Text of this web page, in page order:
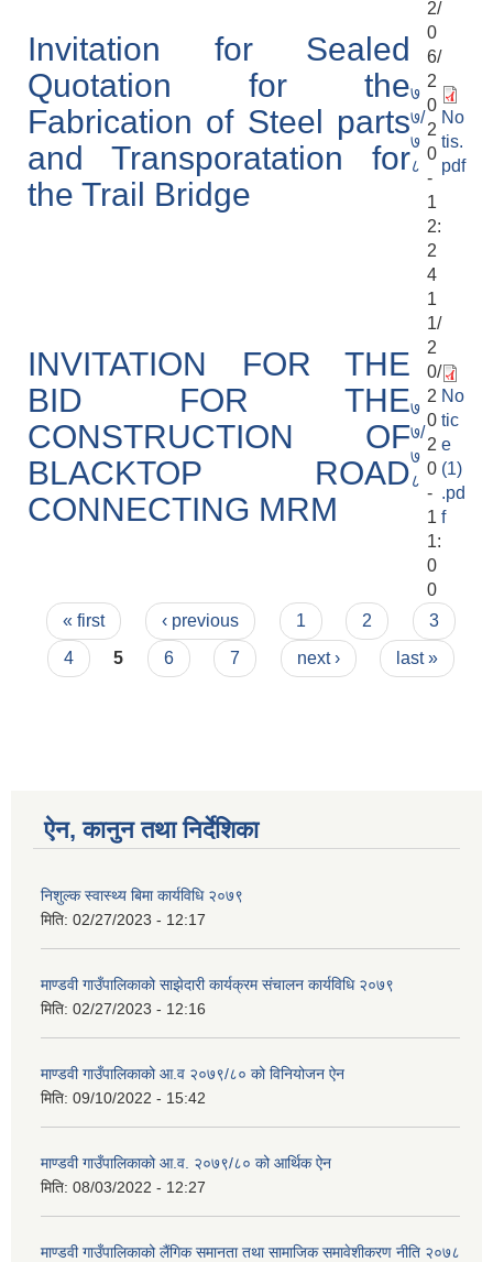
Invitation for Sealed
Quotation for the
Fabrication of Steel parts
and Transporatation for
the Trail Bridge
७
७/
७
८
2/
0
6/
2
0
2
0
-
1
2:
2
4
No
tis.
pdf
INVITATION FOR THE
BID FOR THE
CONSTRUCTION OF
BLACKTOP ROAD
CONNECTING MRM
७
७/
७
८
1
1/
2
0/
2
0
2
0
-
1
1:
0
0
No
tic
e
(1)
.pd
f
Pages
« first ‹ previous 1 2
3
4
5 6 7 next › last »
ऐन, कानुन तथा निर्देशिका
निशुल्क स्वास्थ्य बिमा कार्यविधि २०७९
मिति: 02/27/2023 - 12:17
माण्डवी गाउँपालिकाको साझेदारी कार्यक्रम संचालन कार्यविधि २०७९
मिति: 02/27/2023 - 12:16
माण्डवी गाउँपालिकाको आ.व २०७९/८० को विनियोजन ऐन
मिति: 09/10/2022 - 15:42
माण्डवी गाउँपालिकाको आ.व. २०७९/८० को आर्थिक ऐन
मिति: 08/03/2022 - 12:27
माण्डवी गाउँपालिकाको लैंगिक समानता तथा सामाजिक समावेशीकरण नीति २०७८